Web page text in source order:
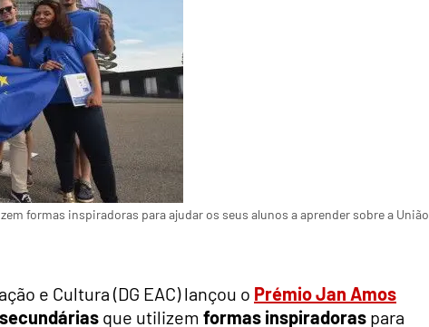
formas inspiradoras para ajudar os seus alunos a aprender sobre a União
e Cultura (DG EAC) lançou o Prémio Jan Amos
que utilizem formas inspiradoras para